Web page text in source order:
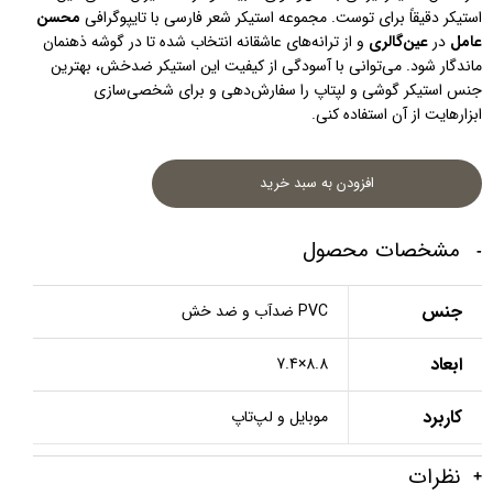
استیکر دقیقاً برای توست. مجموعه استیکر شعر فارسی با تایپوگرافی
عامل در عین‌گالری
ابزارهایت از آن استفاده کنی.
افزودن به سبد خرید
مشخصات محصول
جنس PVC ضدآب و ضد خش
ابعاد 8.8×7.4
کاربرد موبایل و لپ‌تاپ
نظرات